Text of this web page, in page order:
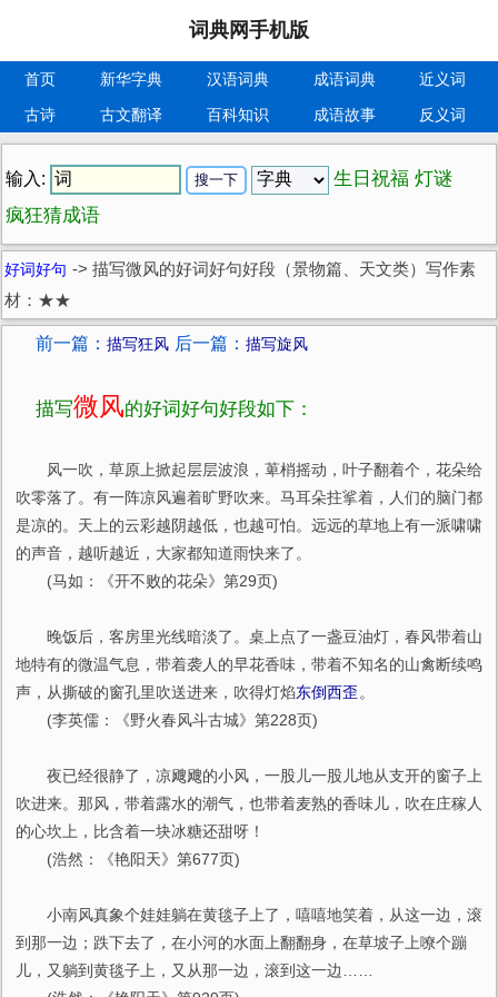
词典网手机版
首页 新华字典 汉语词典 成语词典
近义词
古诗
古文翻译 百科知识 成语故事 反义词
输入: 生日祝福 灯谜
疯狂猜成语
好词好句 -> 描写微风的好词好句好段（景物篇、天文类）写作素
材：★★
前一篇： 描写狂风 后一篇： 描写旋风
描写微风的好词好句好段如下：
风一吹，草原上掀起层层波浪，萆梢摇动，叶子翻着个，花朵给
吹零落了。有一阵凉风遍着旷野吹来。马耳朵拄挲着，人们的脑门都
是凉的。天上的云彩越阴越低，也越可怕。远远的草地上有一派啸啸
的声音，越听越近，大家都知道雨快来了。
(马如：《开不败的花朵》第29页)
晚饭后，客房里光线暗淡了。桌上点了一盏豆油灯，春风带着山
地特有的微温气息，带着袭人的早花香味，带着不知名的山禽断续鸣
声，从撕破的窗孔里吹送进来，吹得灯焰东倒西歪 。
(李英儒：《野火春风斗古城》第228页)
夜已经很静了，凉飕飕的小风，一股儿一股儿地从支开的窗子上
吹进来。那风，带着露水的潮气，也带着麦熟的香味儿，吹在庄稼人
的心坎上，比含着一块冰糖还甜呀！
(浩然：《艳阳天》第677页)
小南风真象个娃娃躺在黄毯子上了，嘻嘻地笑着，从这一边，滚
到那一边；跌下去了，在小河的水面上翻翻身，在草坡子上嘹个蹦
儿，又躺到黄毯子上，又从那一边，滚到这一边……